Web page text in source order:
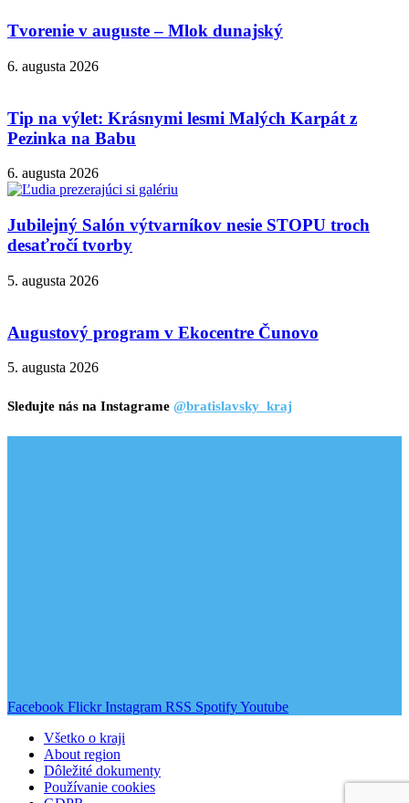
Tvorenie v auguste – Mlok dunajský
6. augusta 2026
Tip na výlet: Krásnymi lesmi Malých Karpát z
Pezinka na Babu
6. augusta 2026
Jubilejný Salón výtvarníkov nesie STOPU troch
desaťročí tvorby
5. augusta 2026
Augustový program v Ekocentre Čunovo
5. augusta 2026
Sledujte nás na Instagrame @bratislavsky_kraj
Facebook Flickr Instagram RSS SpotifyYoutube
Všetko o kraji
About region
Dôležité dokumenty
Používanie cookies